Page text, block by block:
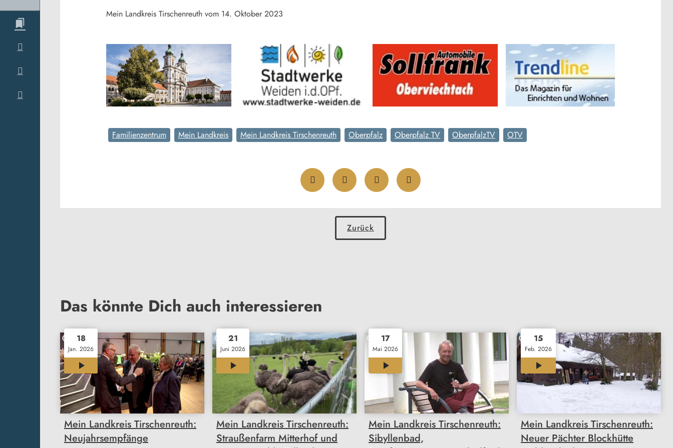
Mein Landkreis Tirschenreuth vom 14. Oktober 2023
Familienzentrum Mein Landkreis Mein Landkreis Tirschenreuth Oberpfalz Oberpfalz TV OberpfalzTV OTV
Zurück
Das könnte Dich auch interessieren
18
Jan. 2026
12:00
Mein Landkreis Tirschenreuth:
Neujahrsempfänge
21
Juni 2026
Mein Landkreis Tirschenreuth:
Straußenfarm Mitterhof und
17
Mai 2026
Mein Landkreis Tirschenreuth:
Sibyllenbad,
15
Feb. 2026
12:00
Mein Landkreis Tirschenreuth:
Neuer Pächter Blockhütte